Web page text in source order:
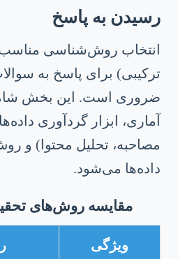
رسیدن به پاسخ
انتخاب روش‌شناسی مناسب
ترکیبی) برای پاسخ به
ضروری است. این بخش
آماری، ابزار گردآوری
مصاحبه، تحلیل محتوا) و
داده‌ها می‌شود.
مقایسه روش‌های
ویژگی